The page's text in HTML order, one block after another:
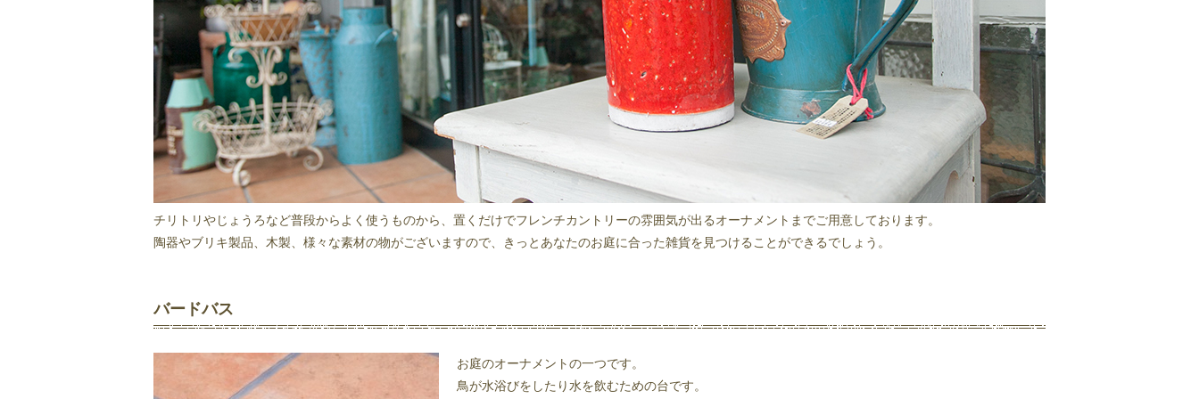
チリトリやじょうろなど普段からよく使うものから、置くだけでフレンチカントリーの雰囲気が出るオーナメントまでご用意しております。
陶器やブリキ製品、木製、様々な素材の物がございますので、きっとあなたのお庭に合った雑貨を見つけることができるでしょう。
バードバス
お庭のオーナメントの一つです。
鳥が水浴びをしたり水を飲むための台です。